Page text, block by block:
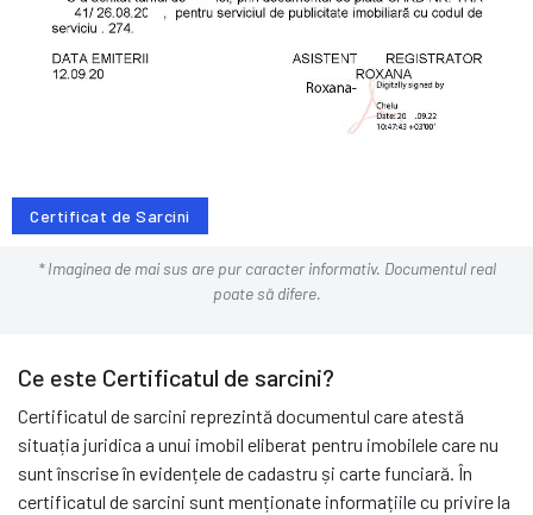
Certificat de Sarcini
* Imaginea de mai sus are pur caracter informativ. Documentul real
poate să difere.
Ce este Certificatul de sarcini?
Certificatul de sarcini reprezintă documentul care atestă
situația juridica a unui imobil eliberat pentru imobilele care nu
sunt înscrise în evidențele de cadastru și carte funciară. În
certificatul de sarcini sunt menționate informațiile cu privire la